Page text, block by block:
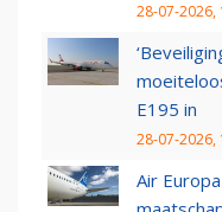
28-07-2026,
E195 in
28-07-2026,
Air